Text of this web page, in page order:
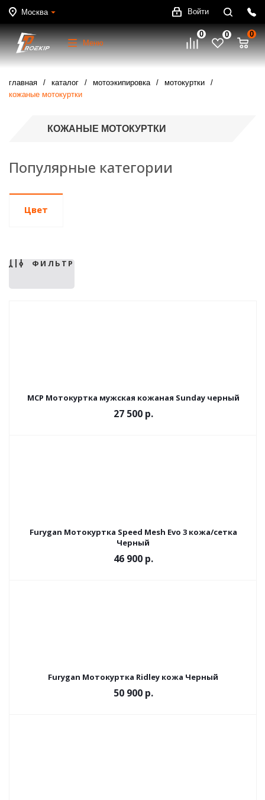
Москва Войти
Меню
0 0 0
главная каталог мотоэкипировка
мотокуртки
кожаные мотокуртки
КОЖАНЫЕ МОТОКУРТКИ
Популярные категории
Цвет
ФИЛЬТР
MCP Мотокуртка мужская кожаная Sunday черный
27 500 р.
Furygan Мотокуртка Speed Mesh Evo 3 кожа/сетка
Черный
46 900 р.
Furygan Мотокуртка Ridley кожа Черный
50 900 р.